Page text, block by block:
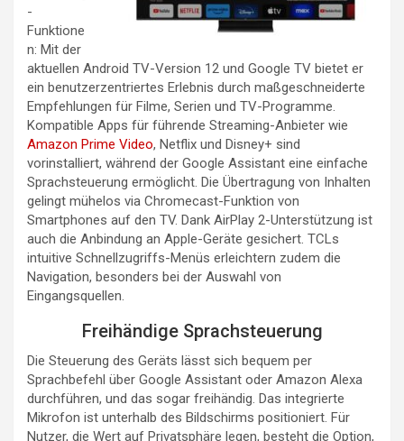
-
Funktione
n: Mit der
aktuellen Android TV-Version 12 und Google TV bietet er
ein benutzerzentriertes Erlebnis durch maßgeschneiderte
Empfehlungen für Filme, Serien und TV-Programme.
Kompatible Apps für führende Streaming-Anbieter wie
Amazon Prime Video, Netflix und Disney+ sind
vorinstalliert, während der Google Assistant eine einfache
Sprachsteuerung ermöglicht. Die Übertragung von Inhalten
gelingt mühelos via Chromecast-Funktion von
Smartphones auf den TV. Dank AirPlay 2-Unterstützung ist
auch die Anbindung an Apple-Geräte gesichert. TCLs
intuitive Schnellzugriffs-Menüs erleichtern zudem die
Navigation, besonders bei der Auswahl von
Eingangsquellen.
Freihändige Sprachsteuerung
Die Steuerung des Geräts lässt sich bequem per
Sprachbefehl über Google Assistant oder Amazon Alexa
durchführen, und das sogar freihändig. Das integrierte
Mikrofon ist unterhalb des Bildschirms positioniert. Für
Nutzer, die Wert auf Privatsphäre legen, besteht die Option,